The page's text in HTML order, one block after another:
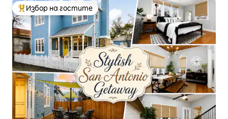
Най-популярен избор на гостите
Избор на гостите